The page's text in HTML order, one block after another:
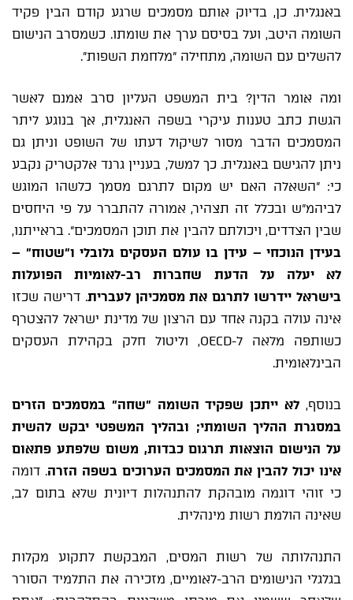
באנגלית. כן, בדיוק אותם מסמכים שרגע קודם הבין פקיד
השומה היטב, ועל בסיסם ערך את שומתו. כשמסרב הנישום
להשלים עם השומה, מתחילה "מלחמת השפות".
ומה אומר הדין? בית המשפט העליון סרב אמנם לאשר
הגשת כתב טענות עיקרי בשפה האנגלית, אך בנוגע ליתר
המסמכים הדבר מסור לשיקול דעתו של השופט וניתן גם
ניתן להגישם באנגלית. כך למשל, בעניין גרנד אלקטריק נקבע
כי: "השאלה האם יש מקום לתרגם מסמך כלשהו המוגש
לביהמ"ש ובכלל זה תצהיר, אמורה להתברר על פי היחסים
שבין הצדדים, ויכולתם להבין את תוכן המסמכים". בראייתנו,
בעידן הנוכחי – עידן בו עולם העסקים גלובלי ו"שטוח" –
לא יעלה על הדעת שחברות רב-לאומיות הפועלות
בישראל יידרשו לתרגם את מסמכיהן לעברית. דרישה שכזו
אינה עולה בקנה אחד עם הרצון של מדינת ישראל להצטרף
כשותפה מלאה ל-OECD, וליטול חלק בקהילת העסקים
הבינלאומית.
בנוסף, לא ייתכן שפקיד השומה "שחה" במסמכים הזרים
במסגרת ההליך השומתי; ובהליך המשפטי יבקש להשית
על הנישום הוצאות תרגום כבדות, משום שלפתע פתאום
אינו יכול להבין את המסמכים הערוכים בשפה הזרה. דומה
כי זוהי דוגמה מובהקת להתנהלות דיונית שלא בתום לב,
שאינה הולמת רשות מינהלית.
התנהלותה של רשות המסים, המבקשת לתקוע מקלות
בגלגלי הנישומים הרב-לאומיים, מזכירה את התלמיד הסורר